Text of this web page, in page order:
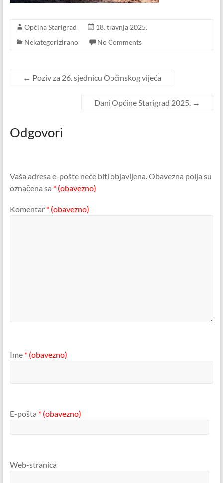
Općina Starigrad
18. travnja 2025.
Nekategorizirano
No Comments
← Poziv za 26. sjednicu Općinskog vijeća
Dani Općine Starigrad 2025. →
Odgovori
Vaša adresa e-pošte neće biti objavljena.Obavezna polja su
označena sa * (obavezno)
Komentar * (obavezno)
Ime * (obavezno)
E-pošta * (obavezno)
Web-stranica